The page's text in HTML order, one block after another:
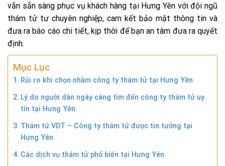
vẫn sẵn sàng phục vụ khách hàng tại Hưng Yên với đội ngũ
thám tử tư chuyên nghiệp, cam kết bảo mật thông tin và
đưa ra báo cáo chi tiết, kịp thời để bạn an tâm đưa ra quyết
định.
Mục Lục
Rủi ro khi chọn nhầm công ty thám tử tại Hưng Yên
Lý do người dân ngày càng tìm đến công ty thám tử uy
tín tại Hưng Yên.
Thám tử VDT – Công ty thám tử được tin tưởng tại
Hưng Yên
Các dịch vụ thám tử phổ biến tại Hưng Yên